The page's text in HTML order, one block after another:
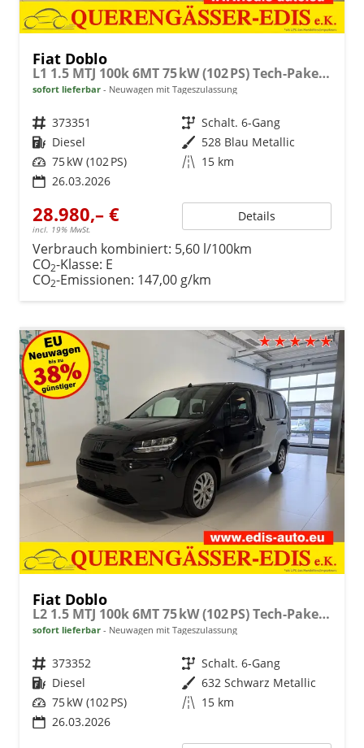
Fiat Doblo
L1 1.5 MTJ 100k 6MT 75 kW (102 PS) Tech-Paket, Komfort-Paket, Lenkradheizung, Sitzheizung, 2-Zonen-Klimaautomatik, Rückfahrkamera, Navigationssystem, Android Auto, Apple CarPlay, DAB, Schiebetüren L+R, 16 Zoll Stahlfelgen, uvm.
sofort lieferbar Neuwagen mit Tageszulassung
Fahrzeugnr. 373351 Getriebe Schalt. 6-Gang
Kraftstoff Diesel Außenfarbe 528 Blau Metallic
Leistung 75 kW (102 PS) Kilometerstand 15 km
26.03.2026
28.980,– €
incl. 19% MwSt.
Details
Verbrauch kombiniert: 5,60 l/100km
CO2-Klasse: E
CO2-Emissionen: 147,00 g/km
Fiat Doblo
L2 1.5 MTJ 100k 6MT 75 kW (102 PS) Tech-Paket, Komfort-Paket, Lenkradheizung, Sitzheizung, 2-Zonen-Klimaautomatik, Rückfahrkamera, Navigationssystem, Android Auto, Apple CarPlay, DAB, Schiebetüren L+R, 16 Zoll Stahlfelgen, uvm.
sofort lieferbar Neuwagen mit Tageszulassung
Fahrzeugnr. 373352 Getriebe Schalt. 6-Gang
Kraftstoff Diesel Außenfarbe 632 Schwarz Metallic
Leistung 75 kW (102 PS) Kilometerstand 15 km
26.03.2026